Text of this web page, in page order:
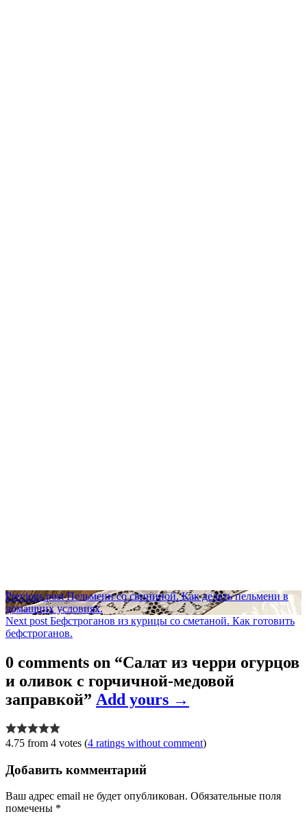
Навигация
по
записям
Previous post Пельмени со свининой. Как делать пельмени в
домашних условиях.
Next post Бефстроганов из курицы со сметаной. Как готовить
бефстроганов.
0 comments on “Салат из черри огурцов
и оливок с горчичной-медовой
заправкой” Add yours →
4.75 from 4 votes (4 ratings without comment)
Добавить комментарий
Ваш адрес email не будет опубликован. Обязательные поля
помечены *